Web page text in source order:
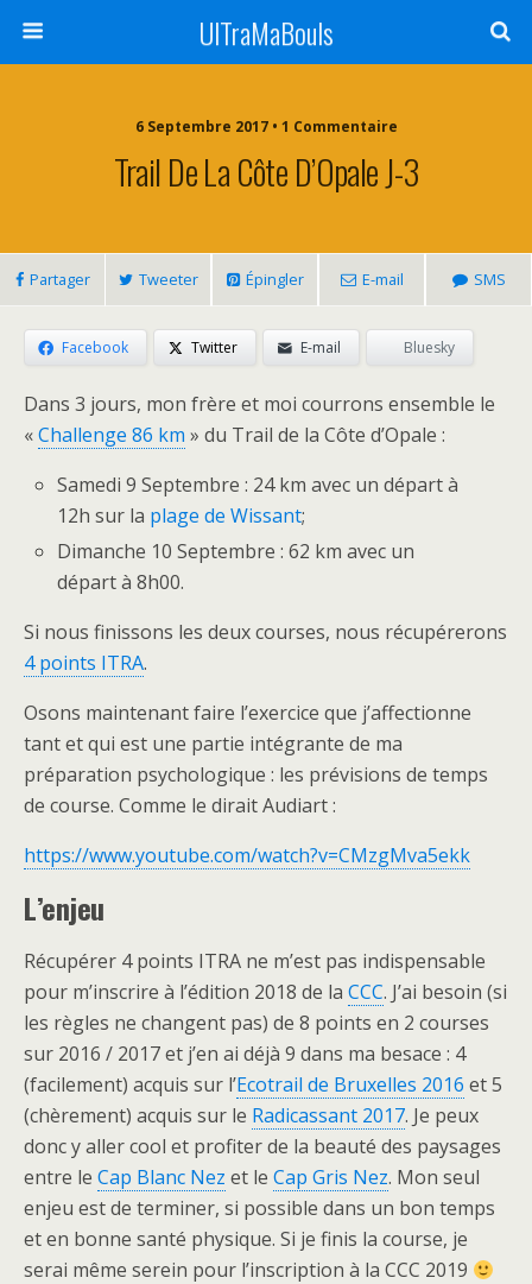
UlTraMaBouls
6 Septembre 2017 • 1 Commentaire
Trail De La Côte D’Opale J-3
Partager Tweeter Épingler E-mail SMS
Facebook Twitter E-mail Bluesky
Dans 3 jours, mon frère et moi courrons ensemble le
«Challenge 86 km » du Trail de la Côte d’Opale :
Samedi 9 Septembre : 24 km avec un départ à
12h sur la plage de Wissant;
Dimanche 10 Septembre : 62 km avec un
départ à 8h00.
Si nous finissons les deux courses, nous récupérerons
4 points ITRA.
Osons maintenant faire l’exercice que j’affectionne
tant et qui est une partie intégrante de ma
préparation psychologique : les prévisions de temps
de course. Comme le dirait Audiart :
https://www.youtube.com/watch?v=CMzgMva5ekk
L’enjeu
Récupérer 4 points ITRA ne m’est pas indispensable
pour m’inscrire à l’édition 2018 de la CCC. J’ai besoin (si
les règles ne changent pas) de 8 points en 2 courses
sur 2016 / 2017 et j’en ai déjà 9 dans ma besace : 4
(facilement) acquis sur l’Ecotrail de Bruxelles 2016 et 5
(chèrement) acquis sur le Radicassant 2017. Je peux
donc y aller cool et profiter de la beauté des paysages
entre le Cap Blanc Nez et le Cap Gris Nez. Mon seul
enjeu est de terminer, si possible dans un bon temps
et en bonne santé physique. Si je finis la course, je
serai même serein pour l’inscription à la CCC 2019